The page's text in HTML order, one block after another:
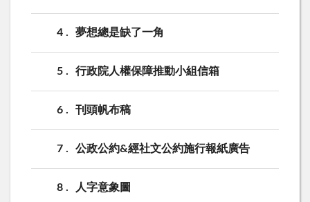
4 夢想總是缺了一角
5 行政院人權保障推動小組信箱
6 刊頭帆布稿
7 公政公約&經社文公約施行報紙廣告
8 人字意象圖